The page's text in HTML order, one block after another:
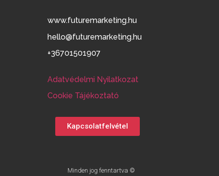
www.futuremarketing.hu
hello@futuremarketing.hu
+36701501907
Adatvédelmi Nyilatkozat
Cookie Tájékoztató
Kapcsolatfelvétel
Minden jog fenntartva ©